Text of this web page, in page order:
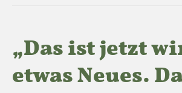
„Das ist jetzt
etwas Neues.